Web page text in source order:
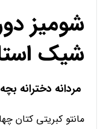
شومیز
شیک
مردانه دخترانه